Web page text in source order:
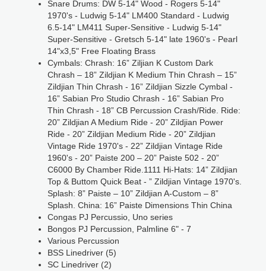
Snare Drums: DW 5-14" Wood - Rogers 5-14"
1970's - Ludwig 5-14" LM400 Standard - Ludwig
6.5-14" LM411 Super-Sensitive - Ludwig 5-14"
Super-Sensitive - Gretsch 5-14" late 1960's - Pearl
14"x3,5" Free Floating Brass
Cymbals: Chrash: 16” Ziljian K Custom Dark
Chrash – 18” Zildjian K Medium Thin Chrash – 15”
Zildjian Thin Chrash - 16” Zildjian Sizzle Cymbal -
16” Sabian Pro Studio Chrash - 16” Sabian Pro
Thin Chrash - 18” CB Percussion Crash/Ride. Ride:
20” Zildjian A Medium Ride - 20” Zildjian Power
Ride - 20” Zildjian Medium Ride - 20” Zildjian
Vintage Ride 1970's - 22” Zildjian Vintage Ride
1960's - 20” Paiste 200 – 20” Paiste 502 - 20”
C6000 By Chamber Ride.1111 Hi-Hats: 14” Zildjian
Top & Buttom Quick Beat - ” Zildjian Vintage 1970's.
Splash: 8” Paiste – 10” Zildjian A-Custom – 8”
Splash. China: 16” Paiste Dimensions Thin China
Congas PJ Percussio, Uno series
Bongos PJ Percussion, Palmline 6" - 7
Various Percussion
BSS Linedriver (5)
SC Linedriver (2)